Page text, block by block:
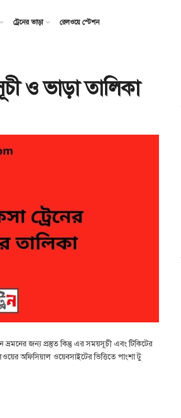
ট্রেনের ভাড়া রেলওয়ে স্টেশন
ও ভাড়া তালিকা
ভ্রমনের জন্য প্রস্তুত কিন্তু এর সময়সূচী এবং টিকিটের
অফিসিয়াল ওয়েবসাইটের ভিত্তিতে পাংশা টু